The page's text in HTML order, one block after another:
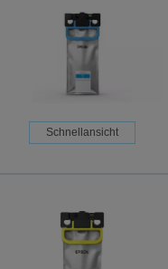
Schnellansicht